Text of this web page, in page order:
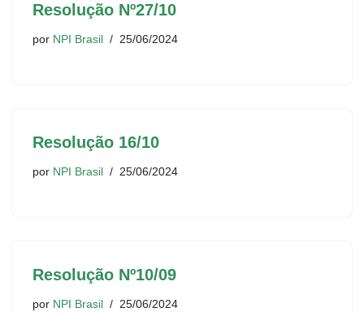
Resolução Nº27/10
por NPI Brasil 25/06/2024
Resolução 16/10
por NPI Brasil 25/06/2024
Resolução Nº10/09
por NPI Brasil 25/06/2024